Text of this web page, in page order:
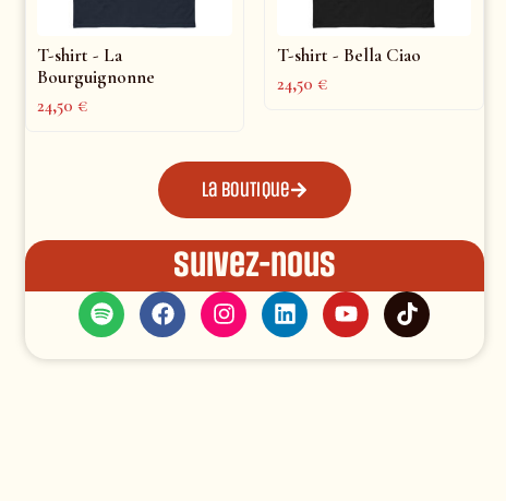
T-shirt - La
Bourguignonne
24,50€
T-shirt - Bella Ciao
24,50€
La boutique
Suivez-nous